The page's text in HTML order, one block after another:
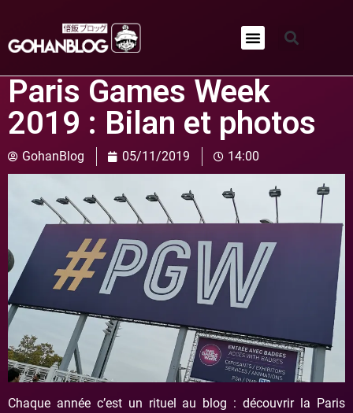
Paris Games Week
2019 : Bilan et photos
GohanBlog 05/11/2019 14:00
Chaque année c’est un rituel au blog : découvrir la Paris